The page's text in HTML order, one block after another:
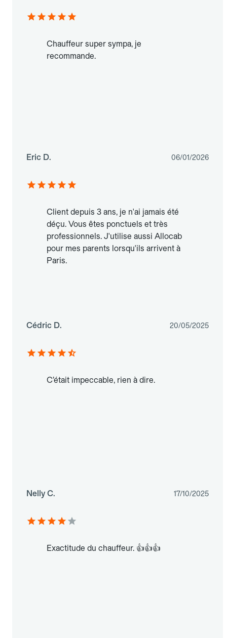
Chauffeur super sympa, je
recommande.
Eric D. 06/01/2026
Client depuis 3 ans, je n'ai jamais été
déçu. Vous êtes ponctuels et très
professionnels. J'utilise aussi Allocab
pour mes parents lorsqu'ils arrivent à
Paris.
Cédric D. 20/05/2025
C’était impeccable, rien à dire.
Nelly C. 17/10/2025
Exactitude du chauffeur. 👍👍👍